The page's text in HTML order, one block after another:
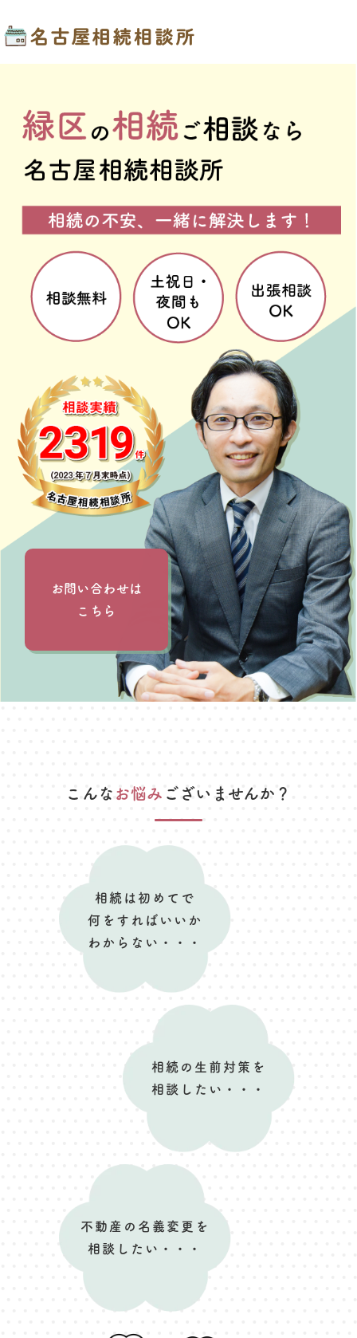
お問い合わせは
こちら
こんな お悩み ございませんか？
相続は初めてで
何をすればいいか
わからない・・・
相続の生前対策を
相談したい・・・
不動産の名義変更を
相談したい・・・